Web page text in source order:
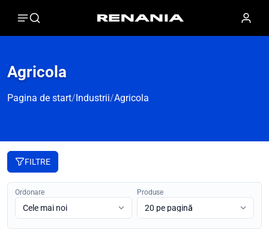
Agricola
Pagina de start/ Industrii/ Agricola
FILTRE
Ordonare Produse